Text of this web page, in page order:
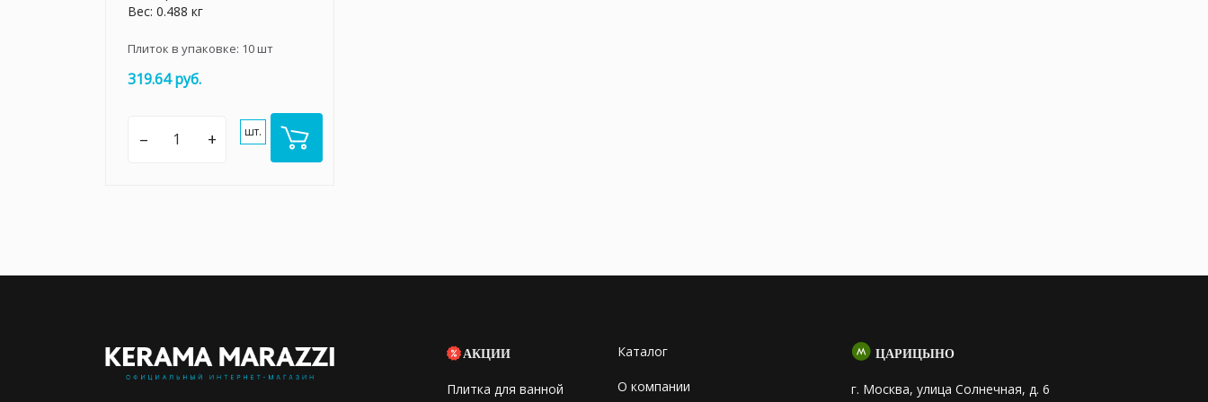
Вес: 0.488 кг
Плиток в упаковке: 10шт
319.64 руб.
– + шт.
АКЦИИ
Плитка для ванной
Каталог
О компании
ЦАРИЦЫНО
г. Москва, улица Солнечная, д. 6